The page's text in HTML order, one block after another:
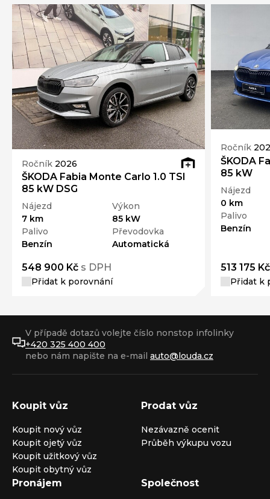
Ročník 2026
ŠKODA Fabia Monte Carlo 1.0 TSI
85 kW DSG
Nájezd
7 km
Výkon
85 kW
Palivo
Benzín
Převodovka
Automatická
548 900 Kč s DPH
Přidat k porovnání
Ročník
ŠKODA
85 kW
Nájezd
0 km
Palivo
Benzín
513 175 Kč
Přidat k
V případě dotazů volejte číslo nonstop infolinky
+420 325 400 400
nebo nám napište na e-mail auto@louda.cz
Koupit vůz
Koupit nový vůz
Koupit ojetý vůz
Koupit užitkový vůz
Koupit obytný vůz
Prodat vůz
Nezávazně ocenit
Průběh výkupu vozu
Pronájem Společnost